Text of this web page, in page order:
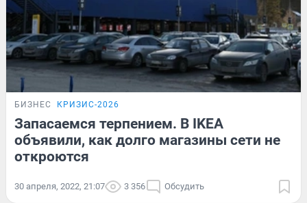
БИЗНЕС КРИЗИС-2026
Запасаемся терпением. В IKEA
объявили, как долго магазины сети не
откроются
30 апреля, 2022, 21:07 3 356 Обсудить